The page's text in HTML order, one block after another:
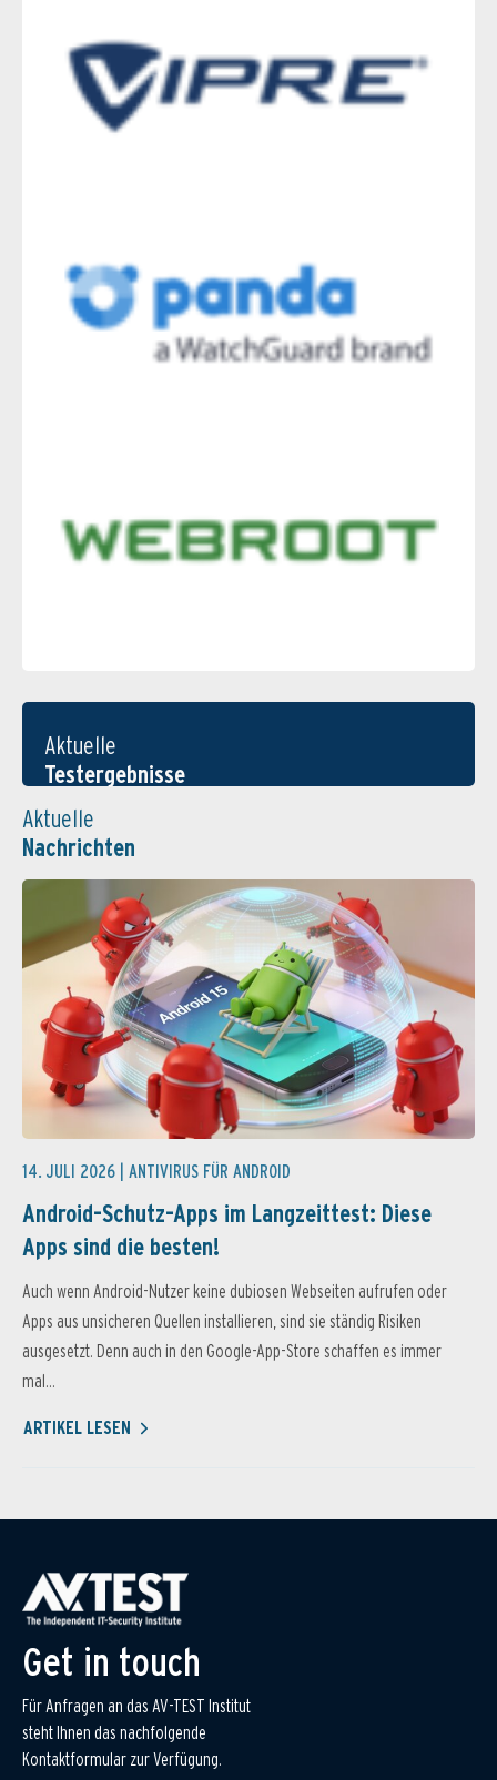
Aktuelle
Testergebnisse
Aktuelle
Nachrichten
14. JULI 2026 | ANTIVIRUS FÜR ANDROID
Android-Schutz-Apps im Langzeittest: Diese
Apps sind die besten!
Auch wenn Android-Nutzer keine dubiosen Webseiten aufrufen oder
Apps aus unsicheren Quellen installieren, sind sie ständig Risiken
ausgesetzt. Denn auch in den Google-App-Store schaffen es immer
mal...
ARTIKEL LESEN
Get in touch
Für Anfragen an das AV-TEST Institut
steht Ihnen das nachfolgende
Kontaktformular zur Verfügung.